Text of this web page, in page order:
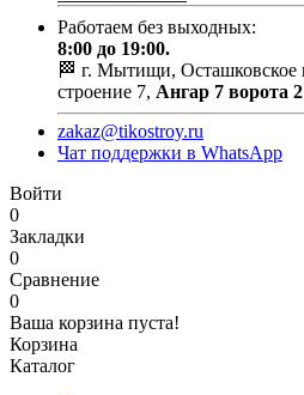
Работаем без выходных:
8:00 до 19:00.
🏁 г. Мытищи, Осташковское
строение 7, Ангар 7 ворота 2
zakaz@tikostroy.ru
Чат поддержки в WhatsApp
Войти
0
Закладки
0
Сравнение
0
Ваша корзина пуста!
Корзина
Каталог